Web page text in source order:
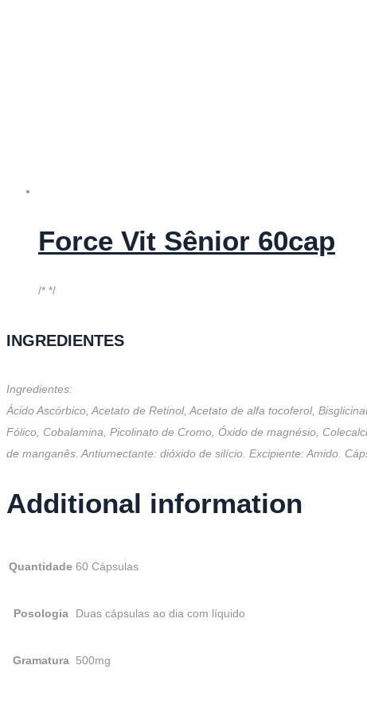
Force Vit Sênior 60cap
/* */
INGREDIENTES
Ingredientes:
Ácido Ascórbico, Acetato de Retinol, Acetato de alfa tocoferol,
Fólico, Cobalamina, Picolinato de Cromo, Óxido de magnésio,
de manganês. Antiumectante: dióxido de silício. Excipiente: Amido.
Additional information
Quantidade 60 Cápsulas
Posologia Duas cápsulas ao dia com líquido
Gramatura 500mg